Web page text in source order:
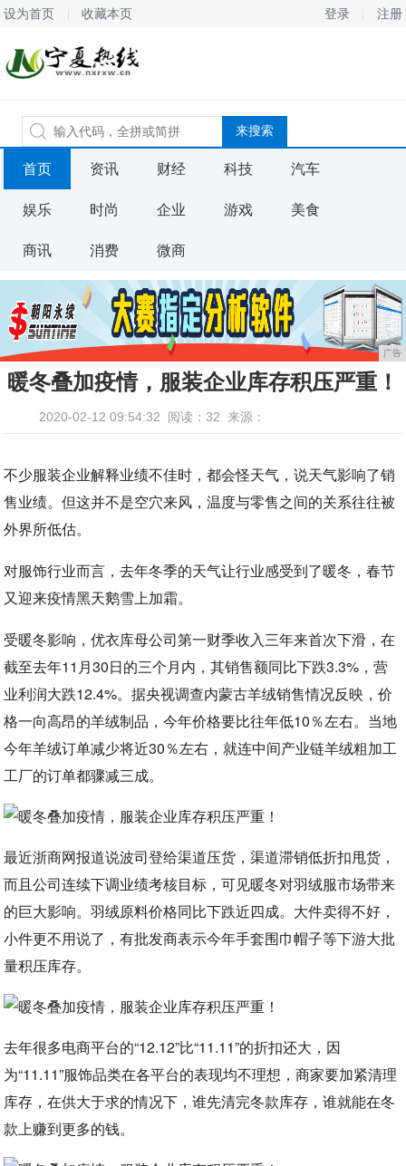
设为首页 收藏本页 登录 注册
首页 资讯 财经 科技 汽车
娱乐 时尚 企业 游戏 美食
商讯 消费 微商
广告
暖冬叠加疫情，服装企业库存积压严重！
2020-02-12 09:54:32 阅读：32 来源：
不少服装企业解释业绩不佳时，都会怪天气，说天气影响了销
售业绩。但这并不是空穴来风，温度与零售之间的关系往往被
外界所低估。
对服饰行业而言，去年冬季的天气让行业感受到了暖冬，春节
又迎来疫情黑天鹅雪上加霜。
受暖冬影响，优衣库母公司第一财季收入三年来首次下滑，在
截至去年11月30日的三个月内，其销售额同比下跌3.3%，营
业利润大跌12.4%。据央视调查内蒙古羊绒销售情况反映，价
格一向高昂的羊绒制品，今年价格要比往年低10％左右。当地
今年羊绒订单减少将近30％左右，就连中间产业链羊绒粗加工
工厂的订单都骤减三成。
最近浙商网报道说波司登给渠道压货，渠道滞销低折扣甩货，
而且公司连续下调业绩考核目标，可见暖冬对羽绒服市场带来
的巨大影响。羽绒原料价格同比下跌近四成。大件卖得不好，
小件更不用说了，有批发商表示今年手套围巾帽子等下游大批
量积压库存。
去年很多电商平台的“12.12”比“11.11”的折扣还大，因
为“11.11”服饰品类在各平台的表现均不理想，商家要加紧清理
库存，在供大于求的情况下，谁先清完冬款库存，谁就能在冬
款上赚到更多的钱。